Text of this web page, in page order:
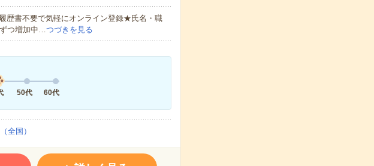
歴書不要で気軽にオンライン登録★氏名・職
つ増加中…つづきを見る
50代 60代
全国）